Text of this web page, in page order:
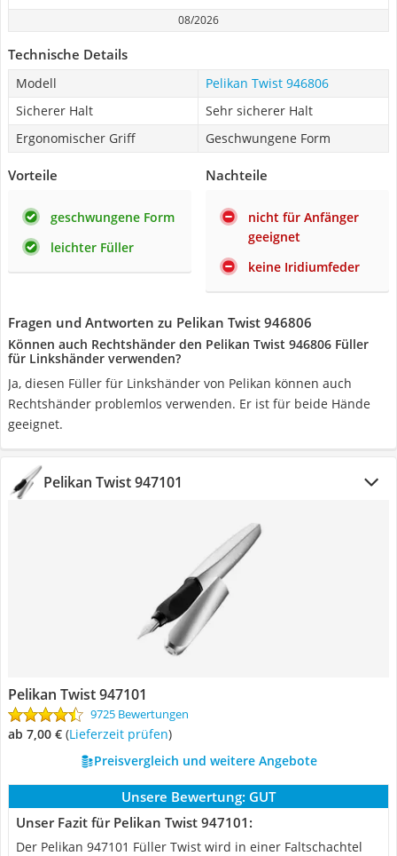
08/2026
Technische Details
Modell
Pelikan Twist 946806
Sicherer Halt
Sehr sicherer Halt
Ergonomischer Griff
Geschwungene Form
Vorteile
geschwungene Form
leichter Füller
Nachteile
nicht für Anfänger
geeignet
keine Iridiumfeder
Fragen und Antworten zu Pelikan Twist 946806
Können auch Rechtshänder den Pelikan Twist 946806 Füller
für Linkshänder verwenden?
Ja, diesen Füller für Linkshänder von Pelikan können auch
Rechtshänder problemlos verwenden. Er ist für beide Hände
geeignet.
Pelikan Twist 947101
Pelikan Twist 947101
9725 Bewertungen
ab 7,00 € (Lieferzeit prüfen)
Preisvergleich und weitere Angebote
Unsere Bewertung: GUT
Unser Fazit für Pelikan Twist 947101:
Der Pelikan 947101 Füller Twist wird in einer Faltschachtel